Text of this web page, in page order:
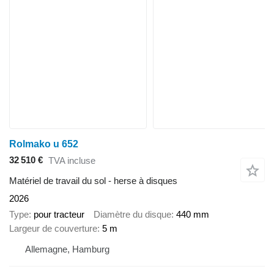
Rolmako u 652
32 510 € TVA incluse
Matériel de travail du sol - herse à disques
2026
Type pour tracteur Diamètre du disque 440 mm
Largeur de couverture 5 m
Allemagne, Hamburg